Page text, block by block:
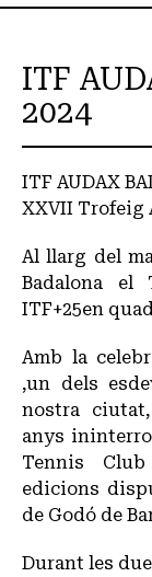
ITF
2024
ITF AUDAX
XXVII Trofeig
Al llarg del
Badalona el
ITF+25en
Amb la
,un dels
nostra
anys
Tennis
edicions
de Godó de
Durant les